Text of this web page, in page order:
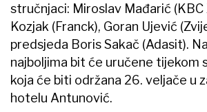
stručnjaci: Miroslav Mađarić (KBC
Kozjak (Franck), Goran Ujević
predsjeda Boris Sakač (Adasit).
najboljima bit će uručene tijekom
koja će biti održana 26. veljače u
hotelu Antunović.